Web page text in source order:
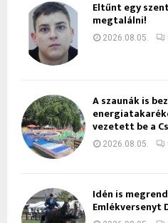
Eltűnt egy
megtalálni!
2026.08.05.
A szaunák is
vezetett be a
2026.08.05.
Idén is
Emlékversenyt